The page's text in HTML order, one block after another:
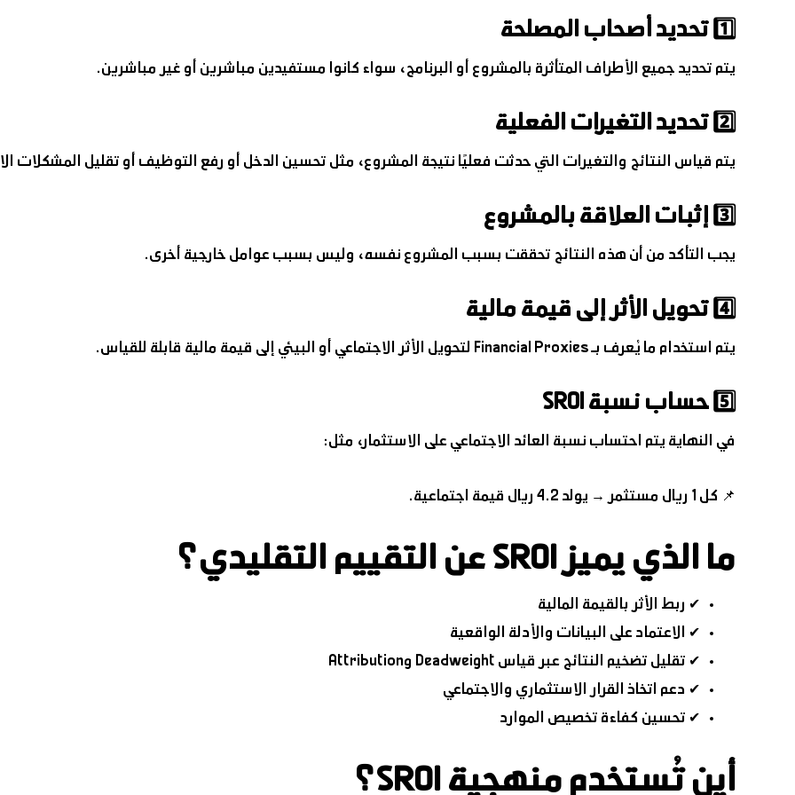
1️⃣ تحديد أصحاب المصلحة
يتم تحديد جميع الأطراف المتأثرة بالمشروع أو البرنامج، سواء كانوا مستفيدين مباشرين أو غير مباشرين.
2️⃣ تحديد التغيرات الفعلية
يتم قياس النتائج والتغيرات التي حدثت فعليًا نتيجة المشروع، مثل تحسين الدخل أو رفع التوظيف أو تقليل المشكلات
3️⃣ إثبات العلاقة بالمشروع
يجب التأكد من أن هذه النتائج تحققت بسبب المشروع نفسه، وليس بسبب عوامل خارجية أخرى.
4️⃣ تحويل الأثر إلى قيمة مالية
يتم استخدام ما يُعرف بـ Financial Proxies لتحويل الأثر الاجتماعي أو البيئي إلى قيمة مالية قابلة للقياس.
5️⃣ حساب نسبة SROI
في النهاية يتم احتساب نسبة العائد الاجتماعي على الاستثمار، مثل:
📌 كل 1 ريال مستثمر → يولد 4.2 ريال قيمة اجتماعية.
ما الذي يميز SROI عن التقييم التقليدي؟
✔ ربط الأثر بالقيمة المالية
✔ الاعتماد على البيانات والأدلة الواقعية
✔ تقليل تضخيم النتائج عبر قياس Deadweight وAttribution
✔ دعم اتخاذ القرار الاستثماري والاجتماعي
✔ تحسين كفاءة تخصيص الموارد
أين تُستخدم منهجية SROI؟